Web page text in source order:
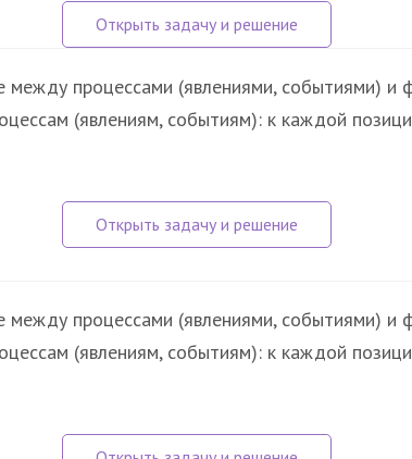
между процессами (явлениями, событиями) и
(явлениям, событиям): к каждой
между процессами (явлениями, событиями) и
(явлениям, событиям): к каждой